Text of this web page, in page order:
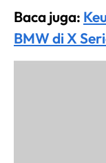
Baca juga:
BMW di X